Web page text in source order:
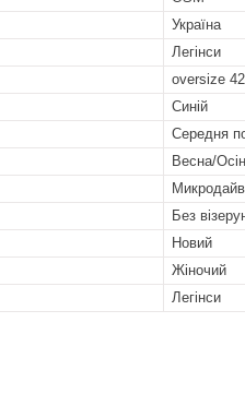
Україна
Легінси
oversize
Синій
Середня
Весна/
Без
Новий
Жіночий
Легінси